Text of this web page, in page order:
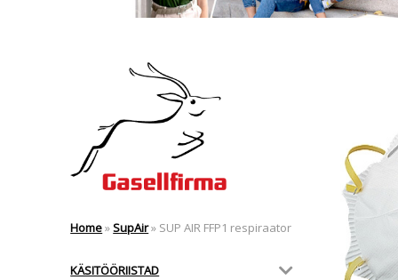
Home»SupAir» SUP AIR FFP1 respiraator
KÄSITÖÖRIISTAD